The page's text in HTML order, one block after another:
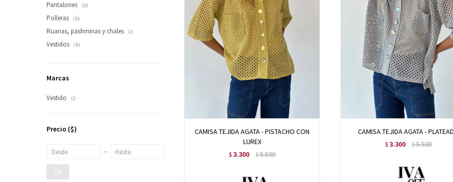
CAMISA TEJIDA AGATA - PISTACHO CON
LUREX
$ 3.300 $5.500
CAMISA TEJIDA AGATA -
$ 3.300 $5.500
Pantalones (19)
Polleras (10)
Ruanas, pashminas y chales (2)
Vestidos (40)
Marcas
Vestido (2)
Precio ($)
OK